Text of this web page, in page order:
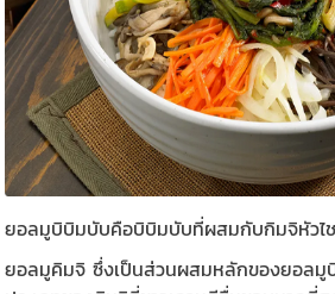
ยอลมูบิบิมบับคือบิบิมบับที่ผสมกับกิมจิหัวไช
ยอลมูคิมจิ ซึ่งเป็นส่วนผสมหลักของยอลมู